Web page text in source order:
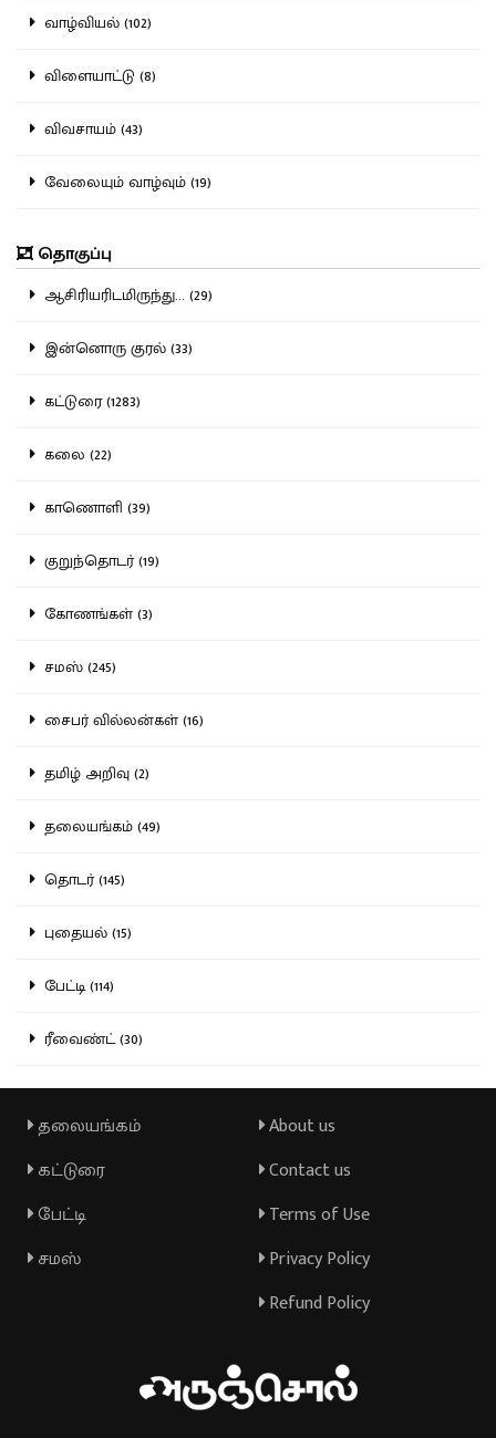
வாழ்வியல் (102)
விளையாட்டு (8)
விவசாயம் (43)
வேலையும் வாழ்வும் (19)
தொகுப்பு
ஆசிரியரிடமிருந்து... (29)
இன்னொரு குரல் (33)
கட்டுரை (1283)
கலை (22)
காணொளி (39)
குறுந்தொடர் (19)
கோணங்கள் (3)
சமஸ் (245)
சைபர் வில்லன்கள் (16)
தமிழ் அறிவு (2)
தலையங்கம் (49)
தொடர் (145)
புதையல் (15)
பேட்டி (114)
ரீவைண்ட் (30)
தலையங்கம்
கட்டுரை
பேட்டி
சமஸ்
About us
Contact us
Terms of Use
Privacy Policy
Refund Policy